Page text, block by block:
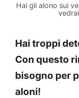
Hai gli alono sui
Hai troppi
Con questo
bisogno per
aloni!